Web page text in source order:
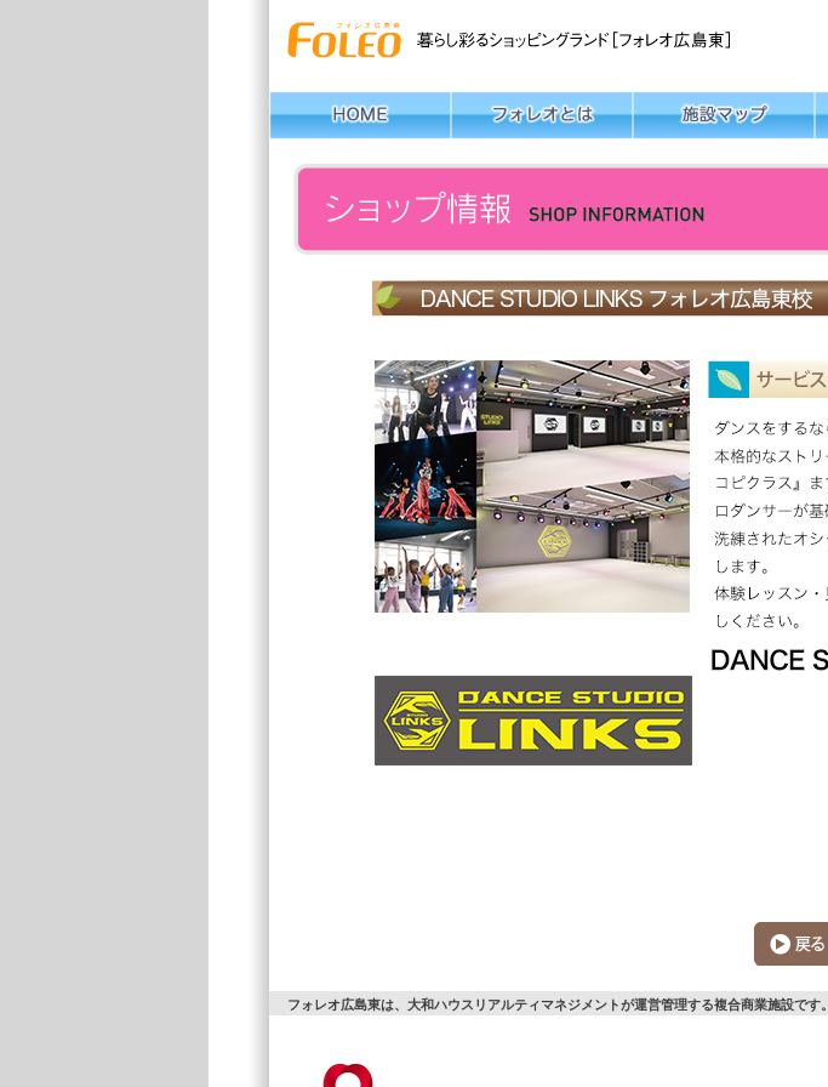
フォレオ広島東は、大和ハウスリアルティマネジメントが運営管理する複合商業施設です。